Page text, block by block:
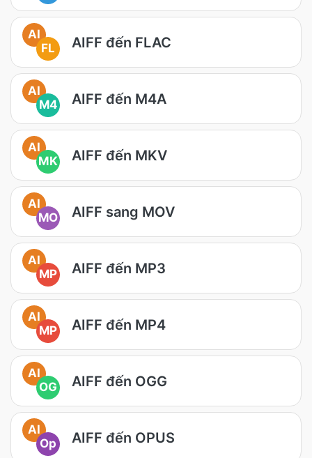
AI
FL
AIFF đến FLAC
AI
M4
AIFF đến M4A
AI
MK
AIFF đến MKV
AI
MO
AIFF sang MOV
AI
MP
AIFF đến MP3
AI
MP
AIFF đến MP4
AI
OG
AIFF đến OGG
AI
Op
AIFF đến OPUS